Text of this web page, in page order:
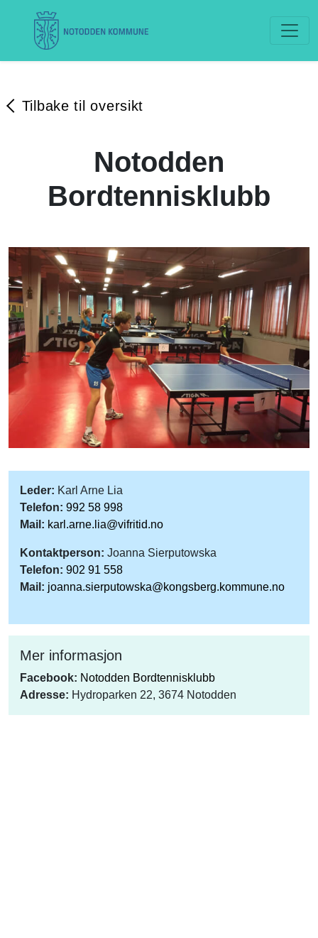
Tilbake til oversikt
Notodden
Bordtennisklubb
Leder: Karl Arne Lia
Telefon: 992 58 998
Mail: karl.arne.lia@vifritid.no
Kontaktperson: Joanna Sierputowska
Telefon: 902 91 558
Mail: joanna.sierputowska@kongsberg.kommune.no
Mer informasjon
Facebook: Notodden Bordtennisklubb
Adresse: Hydroparken 22, 3674 Notodden